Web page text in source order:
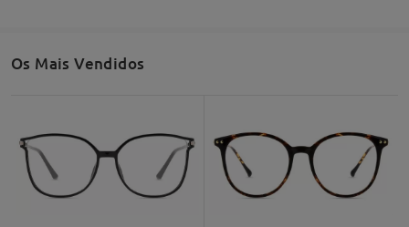
Os Mais Vendidos